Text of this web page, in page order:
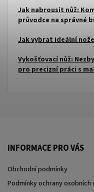
Jak nabrousit nůž:
průvodce na správné
Jak vybrat ideální
Vykošťovací nůž:
pro precizní práci s
INFORMACE PRO VÁS
Obchodní podmínky
Podmínky ochrany osobních